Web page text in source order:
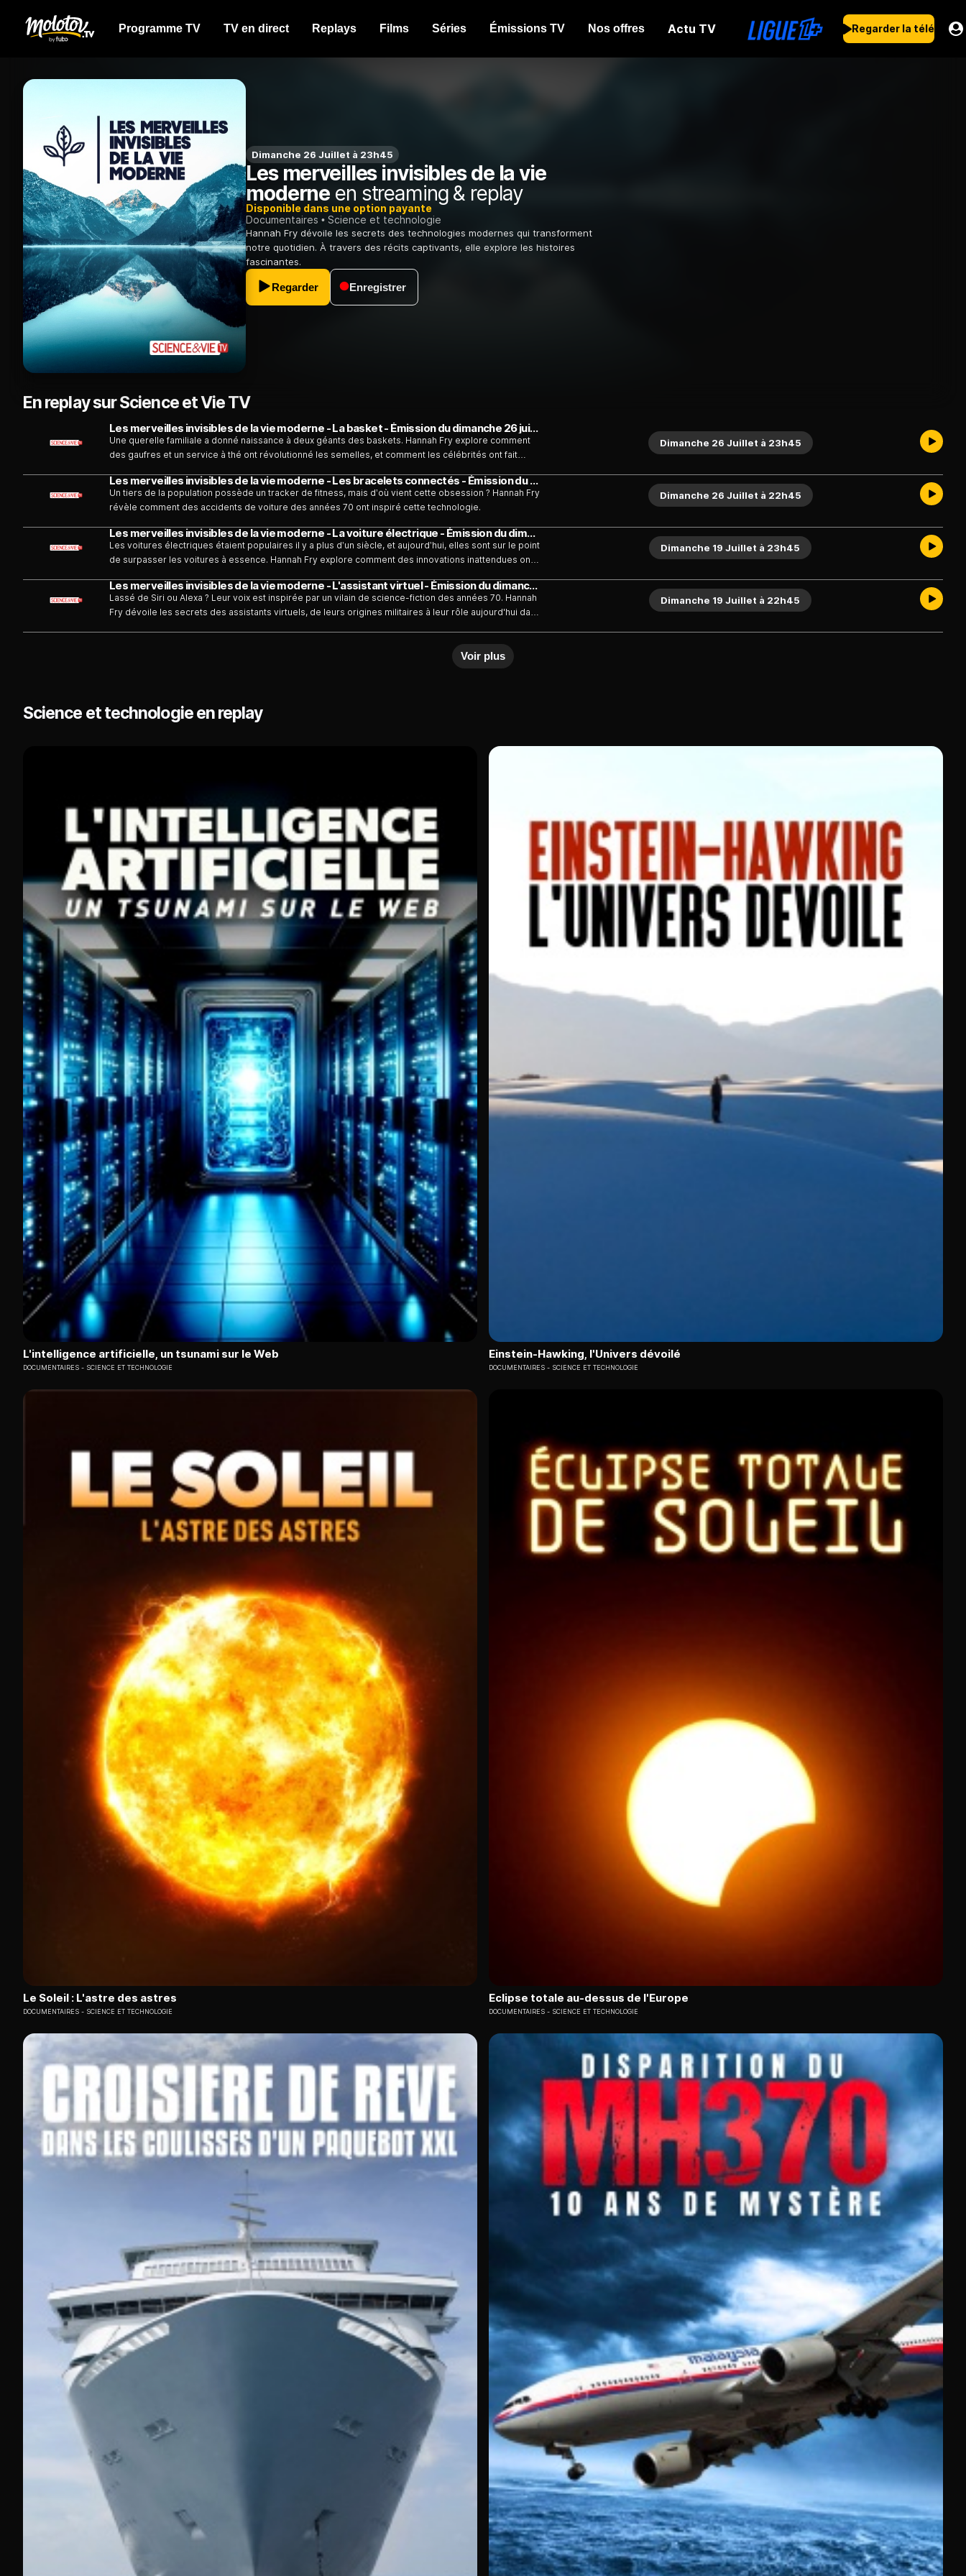
Programme TV TV en direct Replays Films Séries Émissions TV Nos offres Actu TV Regarder la télé
Dimanche 26 Juillet à 23h45
Les merveilles invisibles de la vie
moderne en streaming & replay
Disponible dans une option payante
Documentaires
Science et technologie
Hannah Fry dévoile les secrets des technologies modernes qui transforment
notre quotidien. À travers des récits captivants, elle explore les histoires
fascinantes.
Regarder Enregistrer
En replay sur Science et Vie TV
Les merveilles invisibles de la vie moderne - La basket - Émission du dimanche 26 juillet
Une querelle familiale a donné naissance à deux géants des baskets. Hannah Fry explore comment
des gaufres et un service à thé ont révolutionné les semelles, et comment les célébrités ont fait
Dimanche 26 Juillet à 23h45
Les merveilles invisibles de la vie moderne - Les bracelets connectés - Émission du dimanche 26 juillet
Un tiers de la population possède un tracker de fitness, mais d’où vient cette obsession ? Hannah Fry
révèle comment des accidents de voiture des années 70 ont inspiré cette technologie.
Dimanche 26 Juillet à 22h45
Les merveilles invisibles de la vie moderne - La voiture électrique - Émission du dimanche 19 juillet
Les voitures électriques étaient populaires il y a plus d’un siècle, et aujourd’hui, elles sont sur le point
de surpasser les voitures à essence. Hannah Fry explore comment des innovations inattendues ont
Dimanche 19 Juillet à 23h45
Les merveilles invisibles de la vie moderne - L'assistant virtuel - Émission du dimanche 19 juillet
Lassé de Siri ou Alexa ? Leur voix est inspirée par un vilain de science-fiction des années 70. Hannah
Fry dévoile les secrets des assistants virtuels, de leurs origines militaires à leur rôle aujourd'hui dans
Dimanche 19 Juillet à 22h45
Voir plus
Science et technologie en replay
L'intelligence artificielle, un tsunami sur le Web
DOCUMENTAIRES SCIENCE ET TECHNOLOGIE
Einstein-Hawking, l'Univers dévoilé
DOCUMENTAIRES SCIENCE ET TECHNOLOGIE
Le Soleil : L'astre des astres
DOCUMENTAIRES SCIENCE ET TECHNOLOGIE
Eclipse totale au-dessus de l'Europe
DOCUMENTAIRES SCIENCE ET TECHNOLOGIE